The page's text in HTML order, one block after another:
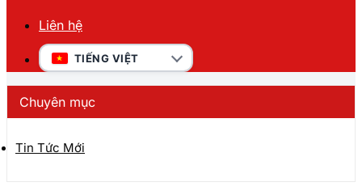
Liên hệ
TIẾNG VIỆT
Chuyên mục
Tin Tức Mới